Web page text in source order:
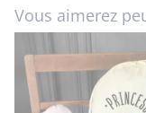
Vous aimerez